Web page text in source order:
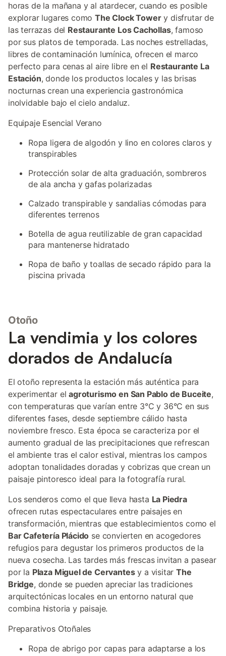
horas de la mañana y al atardecer, cuando es posible
explorar lugares comoThe Clock Towery disfrutar de
las terrazas del Restaurante Los Cachollas, famoso
por sus platos de temporada. Las noches estrelladas,
libres de contaminación lumínica, ofrecen el marco
perfecto para cenas al aire libre en el Restaurante La
Estación, donde los productos locales y las brisas
nocturnas crean una experiencia gastronómica
inolvidable bajo el cielo andaluz.
Equipaje Esencial Verano
Ropa ligera de algodón y lino en colores claros y
transpirables
Protección solar de alta graduación, sombreros
de ala ancha y gafas polarizadas
Calzado transpirable y sandalias cómodas para
diferentes terrenos
Botella de agua reutilizable de gran capacidad
para mantenerse hidratado
Ropa de baño y toallas de secado rápido para la
piscina privada
Otoño
La vendimia y los colores
dorados de Andalucía
El otoño representa la estación más auténtica para
experimentar elagroturismo en San Pablo de Buceite,
con temperaturas que varían entre 3°C y 36°C en sus
diferentes fases, desde septiembre cálido hasta
noviembre fresco. Esta época se caracteriza por el
aumento gradual de las precipitaciones que refrescan
el ambiente tras el calor estival, mientras los campos
adoptan tonalidades doradas y cobrizas que crean un
paisaje pintoresco ideal para la fotografía rural.
Los senderos como el que lleva hasta La Piedra
ofrecen rutas espectaculares entre paisajes en
transformación, mientras que establecimientos como el
Bar Cafetería Plácido se convierten en acogedores
refugios para degustar los primeros productos de la
nueva cosecha. Las tardes más frescas invitan a pasear
por la Plaza Miguel de Cervantesy a visitarThe
Bridge, donde se pueden apreciar las tradiciones
arquitectónicas locales en un entorno natural que
combina historia y paisaje.
Preparativos Otoñales
Ropa de abrigo por capas para adaptarse a los